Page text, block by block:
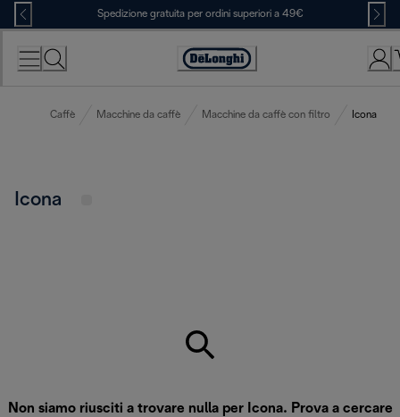
Skip
to
Content
Spedizione gratuita per ordini superiori a 49€
Accessibility
Caffè Macchine da caffè Macchine da caffè con filtro Icona
Icona
Non siamo riusciti a trovare nulla per Icona. Prova a cercare